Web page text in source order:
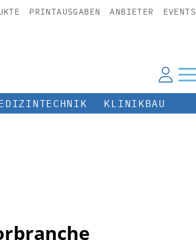
PRINTAUSGABEN ANBIETER EVENTS
KLINIKBAU